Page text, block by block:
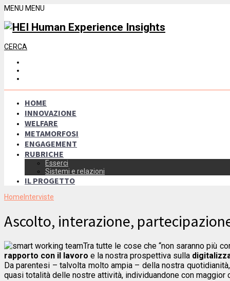
MENU MENU
CERCA
HOME
INNOVAZIONE
WELFARE
METAMORFOSI
ENGAGEMENT
RUBRICHE
Esserci
Sistemi e relazioni
IL PROGETTO
Home Interviste
Ascolto, interazione,
Tra tutte le cose che “non saranno più
rapporto con il lavoro e la nostra prospettiva sulla
Da parentesi – talvolta molto ampia – della nostra
quasi totalità delle nostre attività, individuandone con maggior